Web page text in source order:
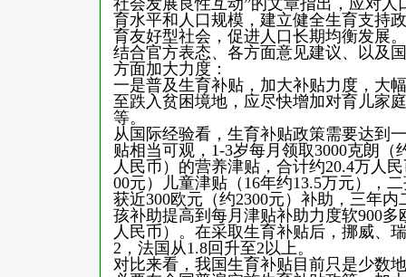
社会发展良性互动”的文章指出，应对
育水平和人口规模，建立健全生育支持
育友好型社会，促进人口长期均衡发展。
结合官方表态、各方面意见建议、以及
方面加大力度：
一是普及生育补贴，加大补贴力度，大
至跌入贫困境地，应尽快增加对育儿家
等。
从国际经验看，生育补贴政策需要达到
贴相当可观，1-3岁每月领取3000克朗（
人民币）的营养津贴，合计约20.4万人
00元）儿童津贴（16年约13.5万元），
获近300欧元（约2300元）补助，三年
孩补助提高到每月津贴补助力度软900
人民币）。在采取生育补贴后，挪威、
2，法国从1.8回升至2以上。
对比来看，我国生育补贴目前只是少数